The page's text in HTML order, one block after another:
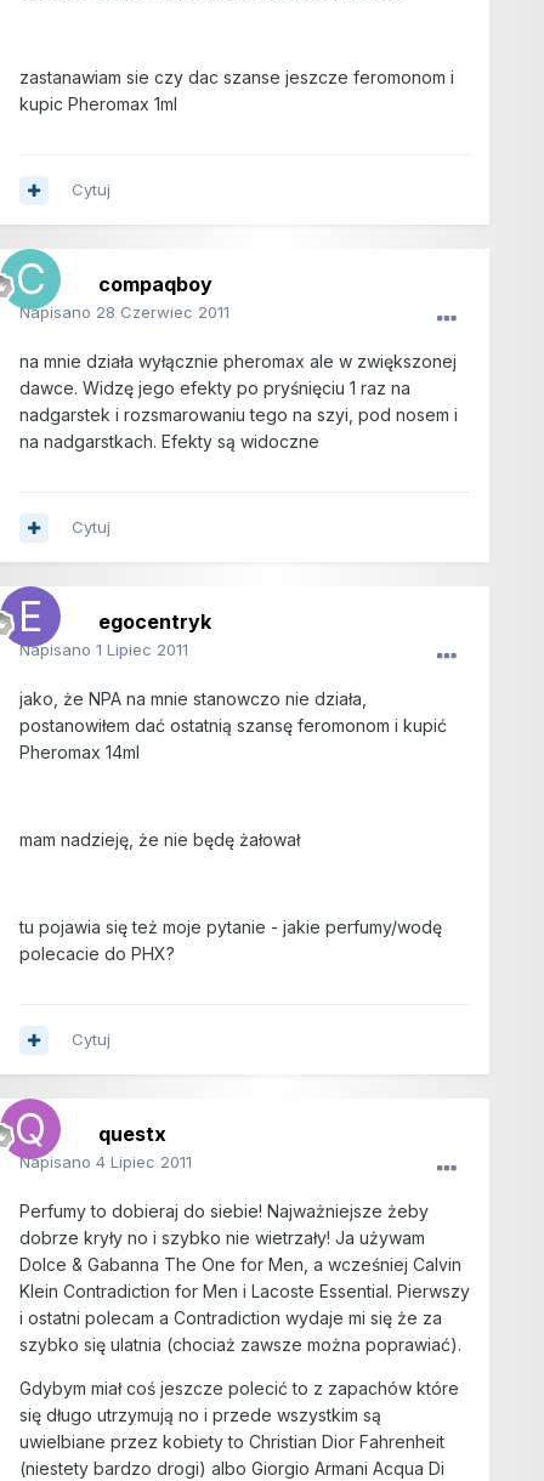
zastanawiam sie czy dac szanse jeszcze feromonom i
kupic Pheromax 1ml
Cytuj
compaqboy
Napisano 28 Czerwiec 2011
na mnie działa wyłącznie pheromax ale w zwiększonej
dawce. Widzę jego efekty po pryśnięciu 1 raz na
nadgarstek i rozsmarowaniu tego na szyi, pod nosem i
na nadgarstkach. Efekty są widoczne
Cytuj
egocentryk
Napisano 1 Lipiec 2011
jako, że NPA na mnie stanowczo nie działa,
postanowiłem dać ostatnią szansę feromonom i kupić
Pheromax 14ml
mam nadzieję, że nie będę żałował
tu pojawia się też moje pytanie - jakie perfumy/wodę
polecacie do PHX?
Cytuj
questx
Napisano 4 Lipiec 2011
Perfumy to dobieraj do siebie! Najważniejsze żeby
dobrze kryły no i szybko nie wietrzały! Ja używam
Dolce & Gabanna The One for Men, a wcześniej Calvin
Klein Contradiction for Men i Lacoste Essential. Pierwszy
i ostatni polecam a Contradiction wydaje mi się że za
szybko się ulatnia (chociaż zawsze można poprawiać).
Gdybym miał coś jeszcze polecić to z zapachów które
się długo utrzymują no i przede wszystkim są
uwielbiane przez kobiety to Christian Dior Fahrenheit
(niestety bardzo drogi) albo Giorgio Armani Acqua Di